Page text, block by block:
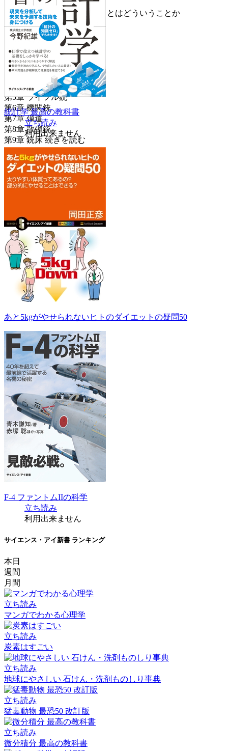
●散弾の速度と射程
●散弾銃で「狙う」ということはどういうことか
●曲銃床と直銃床
●最高の銃床材料はクルミ
第1章 銃とはなにか
第2章 銃の歴史
第4章 拳銃
第5章 ライフル銃
第6章 機関銃
第7章 弾道
第8章 散弾銃
第9章 銃床 続きを読む
統計学 最高の教科書
立ち読み
利用出来ません
あと5kgがやせられないヒトのダイエットの疑問50
F-4 ファントムIIの科学
立ち読み
利用出来ません
サイエンス・アイ新書 ランキング
本日
週間
月間
立ち読み
マンガでわかる心理学
立ち読み
炭素はすごい
立ち読み
地球にやさしい 石けん・洗剤ものしり事典
立ち読み
猛毒動物 最恐50 改訂版
立ち読み
微分積分 最高の教科書